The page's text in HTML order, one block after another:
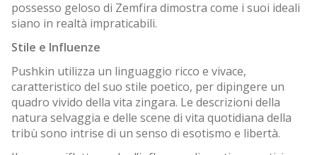
possesso geloso di Zemfira dimostra come i suoi ideali
siano in realtà impraticabili.
Stile e Influenze
Pushkin utilizza un linguaggio ricco e vivace,
caratteristico del suo stile poetico, per dipingere un
quadro vivido della vita zingara. Le descrizioni della
natura selvaggia e delle scene di vita quotidiana della
tribù sono intrise di un senso di esotismo e libertà.